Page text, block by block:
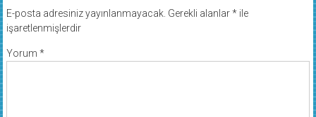
E-posta adresiniz yayınlanmayacak. Gerekli alanlar*ile
işaretlenmişlerdir
Yorum *